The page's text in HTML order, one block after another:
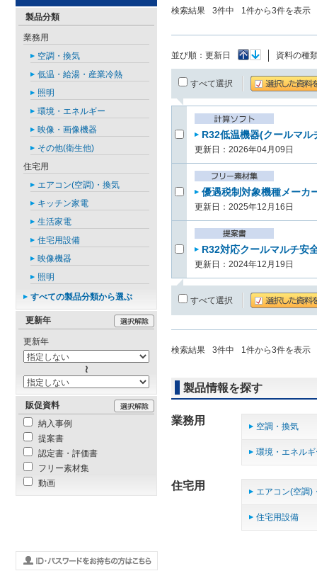
検索結果 3件中 1件から3件を表示
並び順： 更新日 資料の種
すべて選択
R32低温機器(クールマ
更新日：2026年04月09日
優遇税制対象機種メーカ
更新日：2025年12月16日
R32対応クールマルチ安
更新日：2024年12月19日
すべて選択
検索結果 3件中 1件から3件を表示
製品情報を探す
業務用 空調・換気
環境・エネル
住宅用 エアコン(空調)
住宅用設備
製品分類
業務用
空調・換気
低温・給湯・産業冷熱
照明
環境・エネルギー
映像・画像機器
その他(衛生他)
住宅用
エアコン(空調)・換気
キッチン家電
生活家電
住宅用設備
映像機器
照明
すべての製品分類から選ぶ
更新年
更新年
販促資料
納入事例
提案書
認定書・評価書
フリー素材集
動画